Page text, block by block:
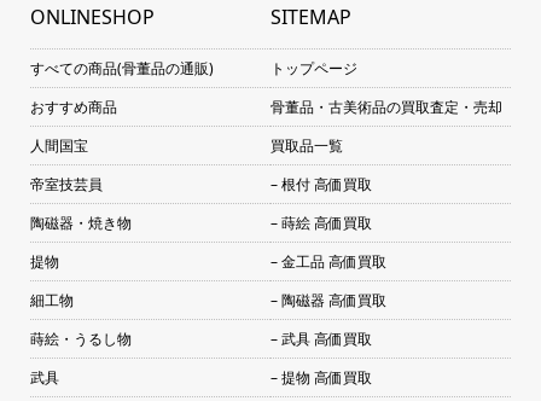
ONLINESHOP
すべての商品(骨董品の通販)
おすすめ商品
人間国宝
帝室技芸員
陶磁器・焼き物
提物
細工物
蒔絵・うるし物
武具
SITEMAP
トップページ
骨董品・古美術品の買取査定・売却
買取品一覧
– 根付 高価買取
– 蒔絵 高価買取
– 金工品 高価買取
– 陶磁器 高価買取
– 武具 高価買取
– 提物 高価買取